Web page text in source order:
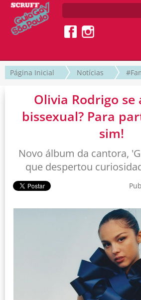
Página Inicial Notícias
Olivia Rodrigo se
bissexual? Para
sim!
Novo álbum da cantora,
que despertou